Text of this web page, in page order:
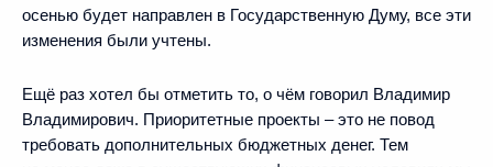
осенью будет направлен в Государственную Думу, все эти
изменения были учтены.
Ещё раз хотел бы отметить то, о чём говорил Владимир
Владимирович. Приоритетные проекты – это не повод
требовать дополнительных бюджетных денег. Тем